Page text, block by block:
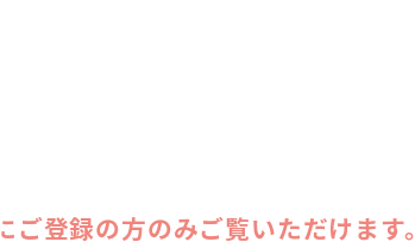
登録の方のみご覧いただけます。